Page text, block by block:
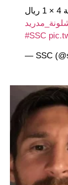
برشلونة 4 × 1 ريال
#SSC
— SSC